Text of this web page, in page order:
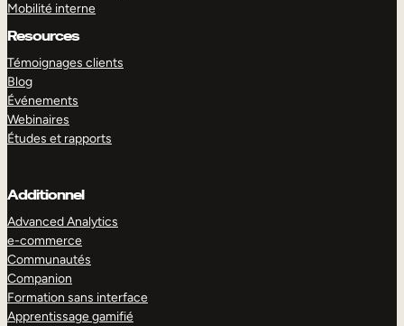
Mobilité interne
Resources
Témoignages clients
Blog
Événements
Webinaires
Études et rapports
Additionnel
Advanced Analytics
e-commerce
Communautés
Companion
Formation sans interface
Apprentissage gamifié